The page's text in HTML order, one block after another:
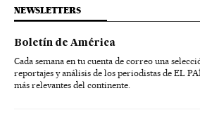
NEWSLETTERS
Boletín de América
Cada semana en tu cuenta de correo una
reportajes y análisis de los periodistas de EL
más relevantes del continente.